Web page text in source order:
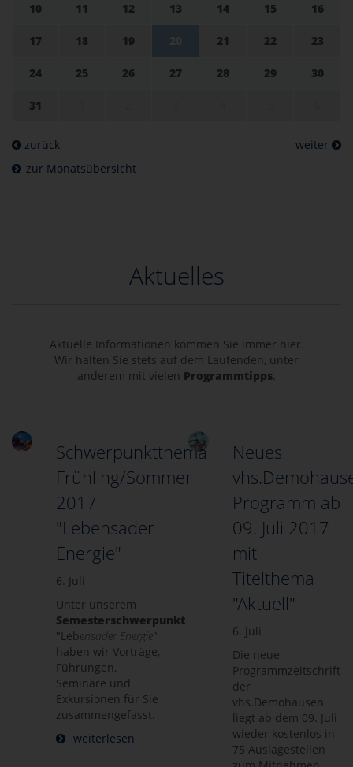
10 11 12 13 14 15 16
17 18 19 21 22 23
24 25 26 27 28 29 30
31
zurück
weiter
zur Monatsübersicht
Aktuelles
Aktuelle Informationen kommen Sie immer hier.
Wir halten Sie stets auf dem Laufenden, unter
anderem mit vielen Programmtipps.
Schwerpunktthema
Frühling/Sommer
2017 –
"Lebensader
Energie"
6. Juli
Unter unserem
Semesterschwerpunkt
"Lebensader Energie"
haben wir Vorträge,
Führungen,
Seminare und
Exkursionen für Sie
zusammengefasst.
weiterlesen
Neues
Programm ab
09. Juli 2017
mit
Titelthema
"Aktuell"
6. Juli
Die neue
Programmzeitschrift
der
vhs.Demohausen
liegt ab dem 09. Juli
wieder kostenlos in
75 Auslagestellen